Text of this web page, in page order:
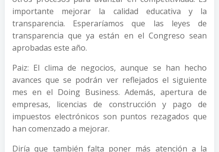
importante mejorar la calidad educativa y la
transparencia. Esperaríamos que las leyes de
transparencia que ya están en el Congreso sean
aprobadas este año.
Paiz: El clima de negocios, aunque se han hecho
avances que se podrán ver reflejados el siguiente
mes en el Doing Business. Además, apertura de
empresas, licencias de construcción y pago de
impuestos electrónicos son puntos rezagados que
han comenzado a mejorar.
Diría que también falta poner más atención a la